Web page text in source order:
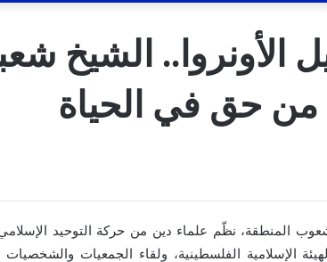
الشيخ
من حق في الحياة
شعوب المنطقة، نظّم علماء دين من حركة التوحيد
الإسلامية الفلسطينية، ولقاء الجمعيات